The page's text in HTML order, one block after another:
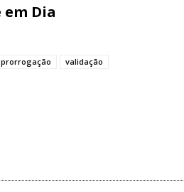
Dia
prorrogação validação